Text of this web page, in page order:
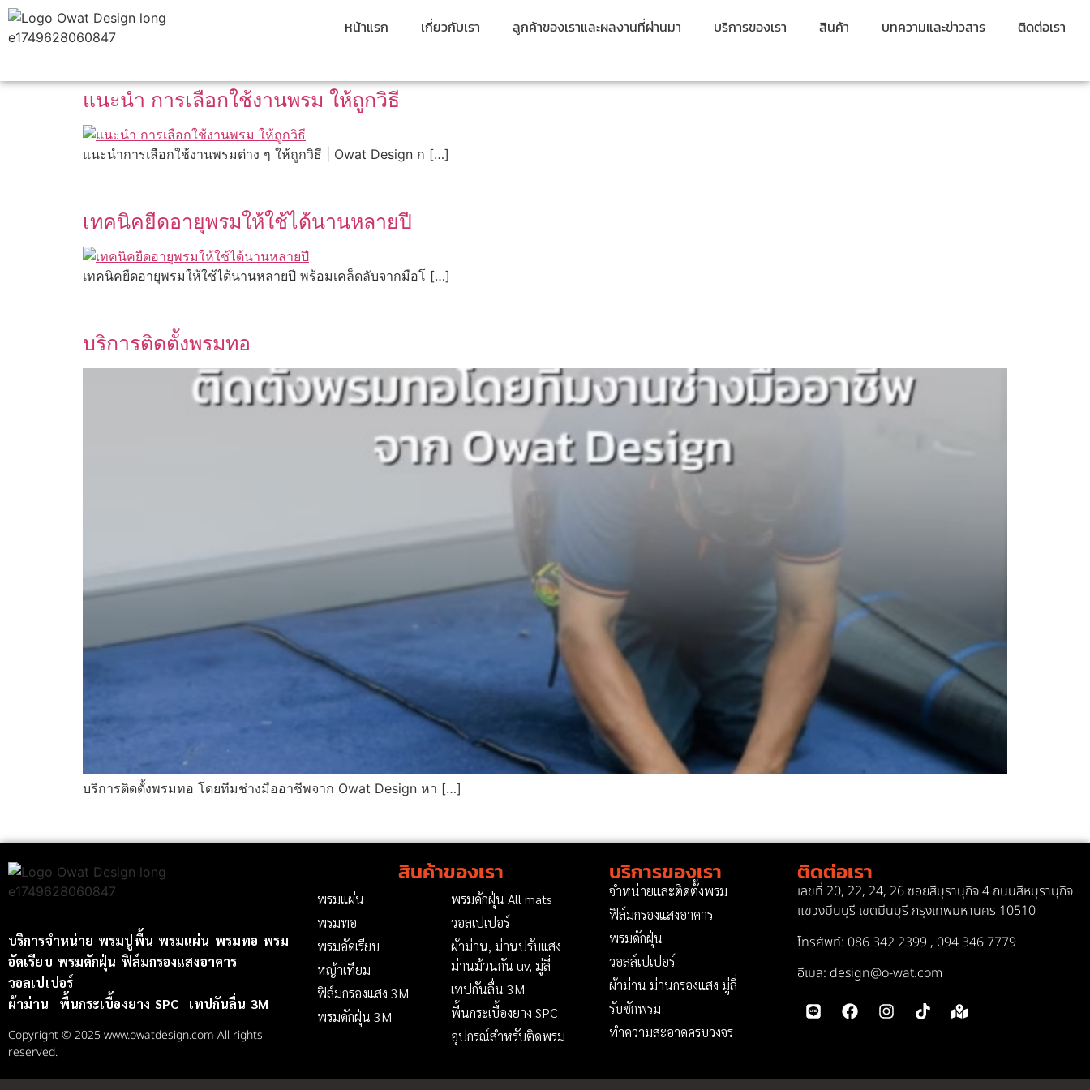
หน้าแรก เกี่ยวกับเรา ลูกค้าของเราและผลงานที่ผ่านมา บริการของเรา สินค้า บทความและข่าวสาร ติดต่อเรา
แนะนำ การเลือกใช้งานพรม ให้ถูกวิธี
แนะนำการเลือกใช้งานพรมต่าง ๆ ให้ถูกวิธี | Owat Design ก […]
เทคนิคยืดอายุพรมให้ใช้ได้นานหลายปี
เทคนิคยืดอายุพรมให้ใช้ได้นานหลายปี พร้อมเคล็ดลับจากมือโ […]
บริการติดตั้งพรมทอ
บริการติดตั้งพรมทอ โดยทีมช่างมืออาชีพจาก Owat Design หา […]
บริการจำหน่าย พรมปูพื้น พรมแผ่น พรมทอ พรม
อัดเรียบ พรมดักฝุ่น ฟิล์มกรองแสงอาคาร
วอลเปเปอร์
ผ้าม่าน
พื้นกระเบื้องยาง SPC
เทปกันลื่น 3M
Copyright © 2025 www.owatdesign.com All rights
reserved.​
สินค้าของเรา
พรมแผ่น
พรมทอ
พรมอัดเรียบ
หญ้าเทียม
ฟิล์มกรองแสง 3M
พรมดักฝุ่น 3M
พรมดักฝุ่น All mats
วอลเปเปอร์
ผ้าม่าน, ม่านปรับแสง
ม่านม้วนกัน uv, มู่ลี่
เทปกันลื่น 3M
พื้นกระเบื้องยาง SPC
อุปกรณ์สำหรับติดพรม
บริการของเรา
จำหน่ายและติดตั้งพรม
ฟิล์มกรองแสงอาคาร
พรมดักฝุ่น
วอลล์เปเปอร์
ผ้าม่าน ม่านกรองแสง มู่ลี่
รับซักพรม
ทำความสะอาดครบวงจร
ติดต่อเรา
เลขที่ 20, 22, 24, 26 ซอยสีบุรานุกิจ 4 ถนนสีหบุรานุกิจ
แขวงมีนบุรี เขตมีนบุรี กรุงเทพมหานคร 10510
โทรศัพท์: 086 342 2399, 094 346 7779
อีเมล: design@o-wat.com